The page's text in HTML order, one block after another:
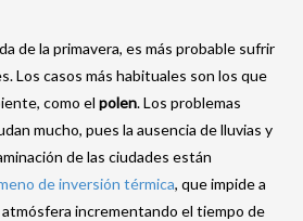
de la primavera, es más probable sufrir
Los casos más habituales son los que
como el polen. Los problemas
mucho, pues la ausencia de lluvias y
de las ciudades están
de inversión térmica, que impide a
incrementando el tiempo de